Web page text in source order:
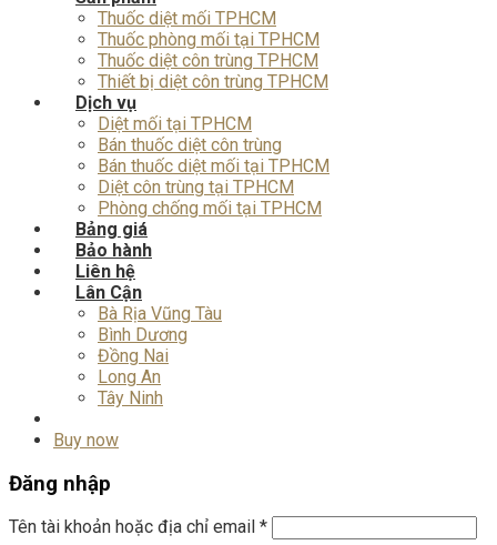
Thuốc diệt mối TPHCM
Thuốc phòng mối tại TPHCM
Thuốc diệt côn trùng TPHCM
Thiết bị diệt côn trùng TPHCM
Dịch vụ
Diệt mối tại TPHCM
Bán thuốc diệt côn trùng
Bán thuốc diệt mối tại TPHCM
Diệt côn trùng tại TPHCM
Phòng chống mối tại TPHCM
Bảng giá
Bảo hành
Liên hệ
Lân Cận
Bà Rịa Vũng Tàu
Bình Dương
Đồng Nai
Long An
Tây Ninh
Buy now
Đăng nhập
Tên tài khoản hoặc địa chỉ email *